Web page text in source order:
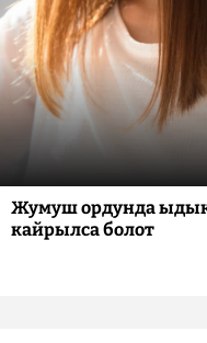
Жумуш ордунда
кайрылса болот